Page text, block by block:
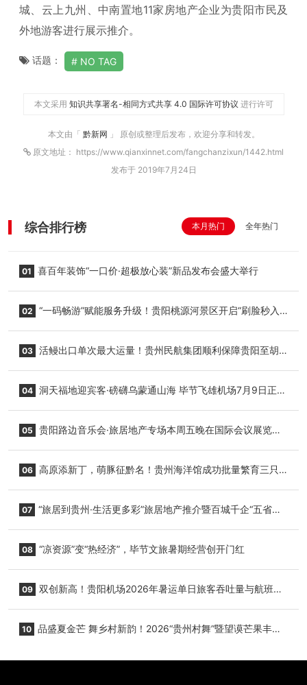
城、云上九州、中南置地11家房地产企业为贵阳市民及
外地游客进行展示推介。
话题： NO TAG
本文采用 知识共享署名-相同方式共享 4.0 国际许可协议 进行许可
本文由「 黔新网 」 原创或整理后发布，欢迎分享和转发。
原文地址： https://www.qianxinnet.com/fangchanzixun/1442.html
发布于 2019年7月24日
综合排行榜 本月热门 全年热门
01 喜百年装饰“一口价·超极放心装”新品发布会盛大举行
02 “一码畅游”赋能服务升级！贵阳桃源河景区开启“刷脸秒入
03 活鳗出口单次最大运量！贵州民航集团顺利保障贵阳至胡
04 洞天福地迎宾客·磅礴乌蒙通山海 毕节飞雄机场7月9日正式
05 贵阳路边音乐会·旅居地产专场本周五晚在国际会议展览中
06 高原添新丁，萌豚征黔名！贵州海洋馆成功批量繁育三只
07 “旅居到贵州·生活更多彩”旅居地产推介暨百城千企“五省
08 “凉资源”变“热经济”，毕节文旅暑期经营创开门红
09 双创新高！贵阳机场2026年暑运单日旅客吞吐量与航班起
10 品盛夏金芒 舞乡村新韵！2026“贵州村舞”暨望谟芒果丰收